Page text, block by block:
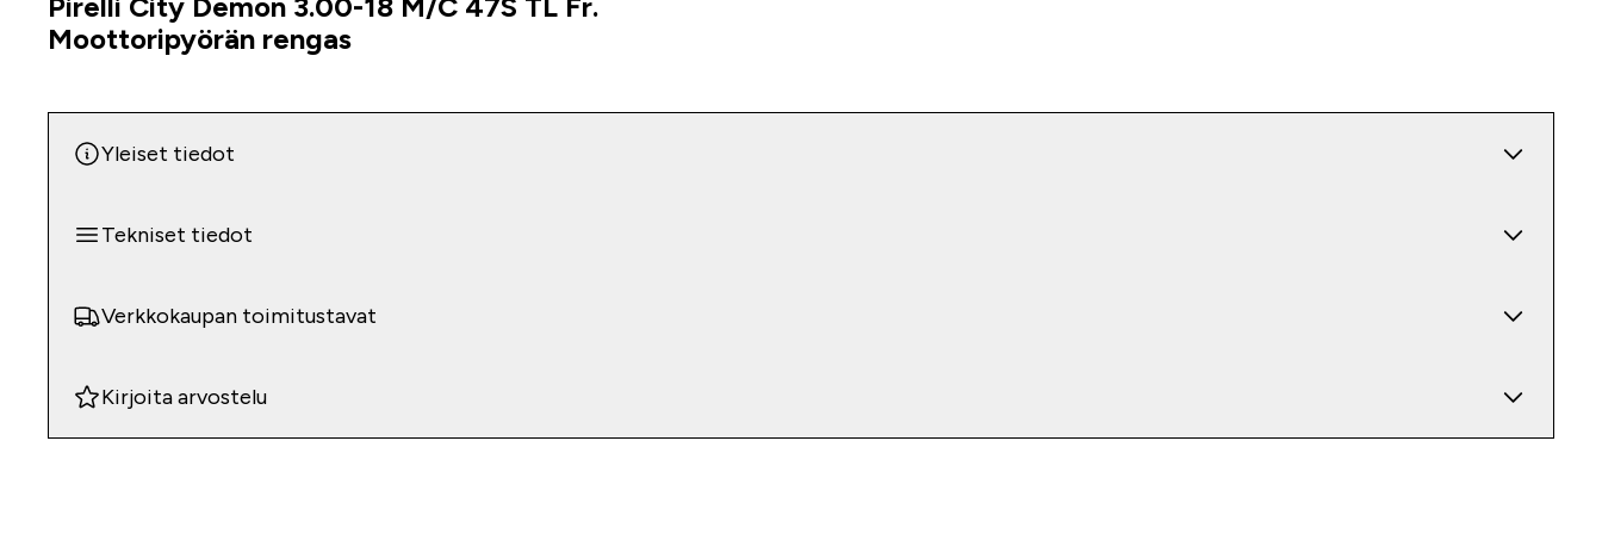
Moottoripyörän rengas
Yleiset tiedot
Tekniset tiedot
Verkkokaupan toimitustavat
Kirjoita arvostelu